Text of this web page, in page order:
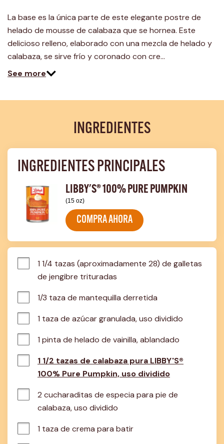
La base es la única parte de este elegante postre de
helado de mousse de calabaza que se hornea. Este
delicioso relleno, elaborado con una mezcla de helado y
calabaza, se sirve frío y coronado con cre…
See more
INGREDIENTES
INGREDIENTES PRINCIPALES
LIBBY'S® 100% PURE PUMPKIN
(15 oz)
COMPRA AHORA
1 1/4 tazas (aproximadamente 28) de galletas
de jengibre trituradas
1/3 taza de mantequilla derretida
1 taza de azúcar granulada, uso dividido
1 pinta de helado de vainilla, ablandado
1 1/2 tazas de calabaza pura LIBBY'S®
100% Pure Pumpkin, uso dividido
2 cucharaditas de especia para pie de
calabaza, uso dividido
1 taza de crema para batir